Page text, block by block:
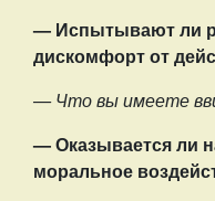
— Испытывают ли
дискомфорт от
— Что вы имеете
— Оказывается ли
моральное